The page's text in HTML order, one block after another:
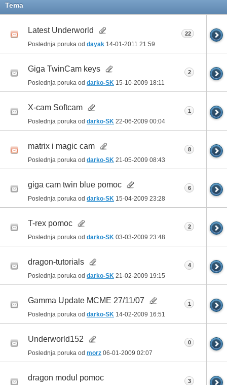
Tema
Latest Underworld
Poslednja poruka od dayak 14-01-2011 21:59
22
Giga TwinCam keys
Poslednja poruka od darko-SK 15-10-2009 18:11
2
X-cam Softcam
Poslednja poruka od darko-SK 22-06-2009 00:04
1
matrix i magic cam
Poslednja poruka od darko-SK 21-05-2009 08:43
8
giga cam twin blue pomoc
Poslednja poruka od darko-SK 15-04-2009 23:28
6
T-rex pomoc
Poslednja poruka od darko-SK 03-03-2009 23:48
2
dragon-tutorials
Poslednja poruka od darko-SK 21-02-2009 19:15
4
Gamma Update MCME 27/11/07
Poslednja poruka od darko-SK 14-02-2009 16:51
1
Underworld152
Poslednja poruka od morz 06-01-2009 02:07
0
dragon modul pomoc 3